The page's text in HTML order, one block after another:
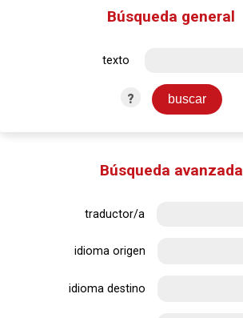
Búsqueda general
texto
?
Búsqueda avanzada
traductor/a
idioma origen
idioma destino